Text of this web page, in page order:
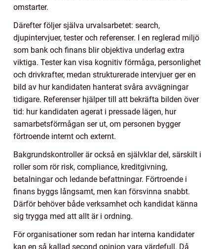
omstarter.
Därefter följer själva urvalsarbetet: search,
djupintervjuer, tester och referenser. I en reglerad miljö
som bank och finans blir objektiva underlag extra
viktiga. Tester kan visa kognitiv förmåga, personlighet
och drivkrafter, medan strukturerade intervjuer ger en
bild av hur kandidaten hanterat svåra avvägningar
tidigare. Referenser hjälper till att bekräfta bilden över
tid: hur kandidaten agerat i pressade lägen, hur
samarbetsförmågan ser ut, om personen bygger
förtroende internt och externt.
Bakgrundskontroller är också en självklar del, särskilt i
roller som rör risk, compliance, kreditgivning,
betalningar och ledande befattningar. Förtroende i
finans byggs långsamt, men kan försvinna snabbt.
Därför behöver både verksamhet och kandidat känna
sig trygga med att allt är i ordning.
För organisationer som redan har interna kandidater
kan en så kallad second opinion vara värdefull. Då